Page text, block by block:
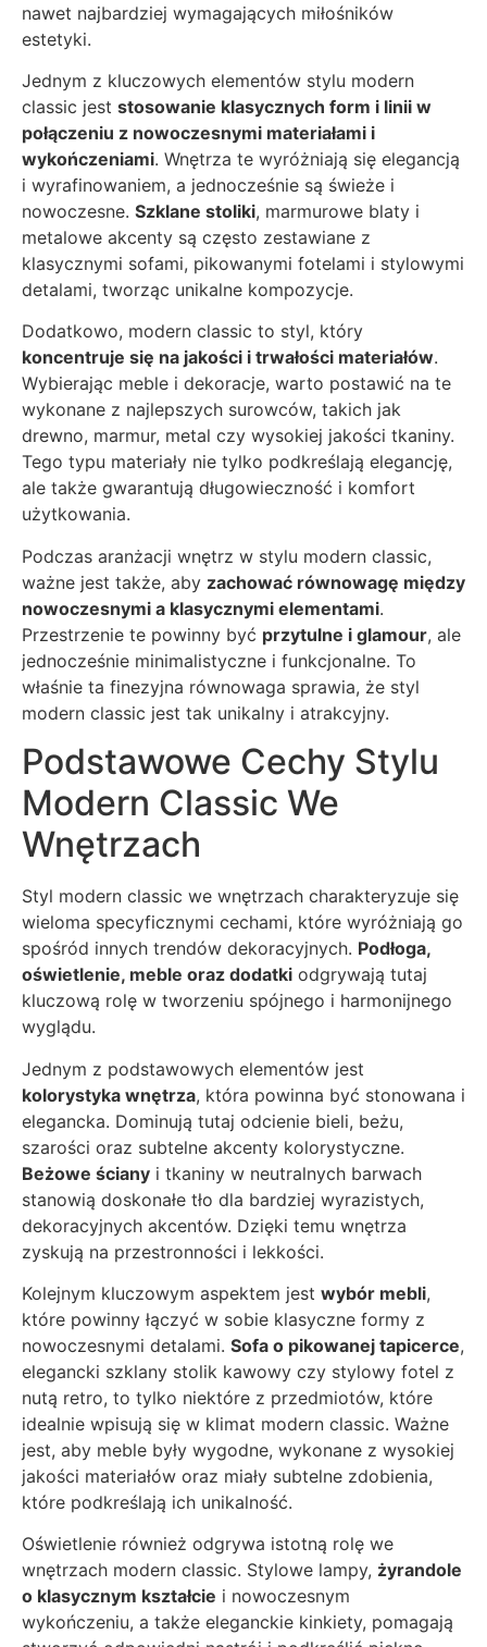
nawet najbardziej wymagających miłośników
estetyki.
Jednym z kluczowych elementów stylu modern
classic jest stosowanie klasycznych form i linii w
połączeniu z nowoczesnymi materiałami i
wykończeniami. Wnętrza te wyróżniają się elegancją
i wyrafinowaniem, a jednocześnie są świeże i
nowoczesne. Szklane stoliki, marmurowe blaty i
metalowe akcenty są często zestawiane z
klasycznymi sofami, pikowanymi fotelami i stylowymi
detalami, tworząc unikalne kompozycje.
Dodatkowo, modern classic to styl, który
koncentruje się na jakości i trwałości materiałów.
Wybierając meble i dekoracje, warto postawić na te
wykonane z najlepszych surowców, takich jak
drewno, marmur, metal czy wysokiej jakości tkaniny.
Tego typu materiały nie tylko podkreślają elegancję,
ale także gwarantują długowieczność i komfort
użytkowania.
Podczas aranżacji wnętrz w stylu modern classic,
ważne jest także, aby zachować równowagę między
nowoczesnymi a klasycznymi elementami.
Przestrzenie te powinny być przytulne i glamour, ale
jednocześnie minimalistyczne i funkcjonalne. To
właśnie ta finezyjna równowaga sprawia, że styl
modern classic jest tak unikalny i atrakcyjny.
Podstawowe Cechy Stylu
Modern Classic We
Wnętrzach
Styl modern classic we wnętrzach charakteryzuje się
wieloma specyficznymi cechami, które wyróżniają go
spośród innych trendów dekoracyjnych. Podłoga,
oświetlenie, meble oraz dodatki odgrywają tutaj
kluczową rolę w tworzeniu spójnego i harmonijnego
wyglądu.
Jednym z podstawowych elementów jest
kolorystyka wnętrza, która powinna być stonowana i
elegancka. Dominują tutaj odcienie bieli, beżu,
szarości oraz subtelne akcenty kolorystyczne.
Beżowe ściany i tkaniny w neutralnych barwach
stanowią doskonałe tło dla bardziej wyrazistych,
dekoracyjnych akcentów. Dzięki temu wnętrza
zyskują na przestronności i lekkości.
Kolejnym kluczowym aspektem jest wybór mebli,
które powinny łączyć w sobie klasyczne formy z
nowoczesnymi detalami. Sofa o pikowanej tapicerce,
elegancki szklany stolik kawowy czy stylowy fotel z
nutą retro, to tylko niektóre z przedmiotów, które
idealnie wpisują się w klimat modern classic. Ważne
jest, aby meble były wygodne, wykonane z wysokiej
jakości materiałów oraz miały subtelne zdobienia,
które podkreślają ich unikalność.
Oświetlenie również odgrywa istotną rolę we
wnętrzach modern classic. Stylowe lampy, żyrandole
o klasycznym kształcie i nowoczesnym
wykończeniu, a także eleganckie kinkiety, pomagają